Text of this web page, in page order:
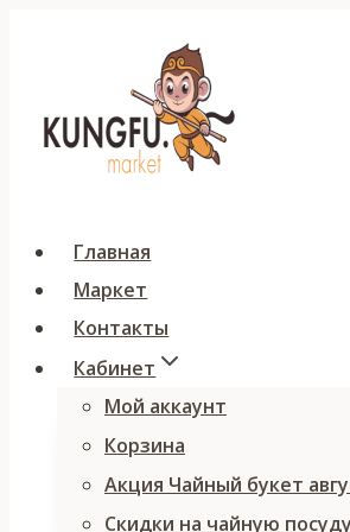
содержимому
Главная
Маркет
Контакты
Кабинет
Мой аккаунт
Корзина
Акция Чайный букет
Скидки на чайную